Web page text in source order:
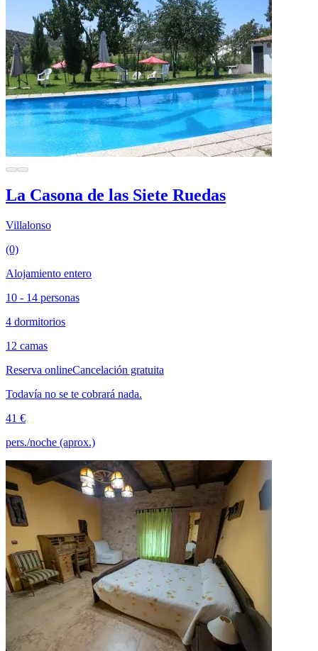
La Casona de las Siete Ruedas
Villalonso
(0)
Alojamiento entero
10 - 14 personas
4 dormitorios
12 camas
Reserva onlineCancelación gratuita
Todavía no se te cobrará nada.
41 €
pers./noche (aprox.)